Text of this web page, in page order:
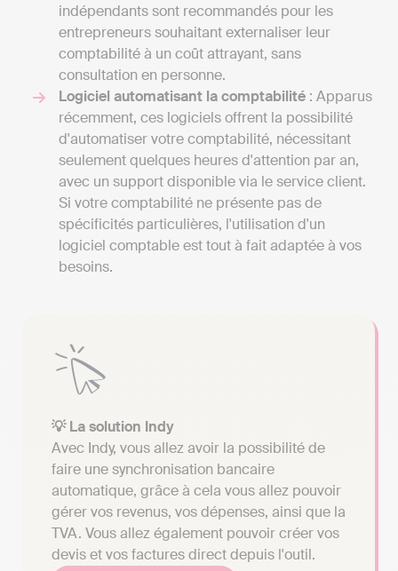
indépendants sont recommandés pour les
entrepreneurs souhaitant externaliser leur
comptabilité à un coût attrayant, sans
consultation en personne.
Logiciel automatisant la comptabilité : Apparus
récemment, ces logiciels offrent la possibilité
d'automatiser votre comptabilité, nécessitant
seulement quelques heures d'attention par an,
avec un support disponible via le service client.
Si votre comptabilité ne présente pas de
spécificités particulières, l'utilisation d'un
logiciel comptable est tout à fait adaptée à vos
besoins.
💡 La solution Indy
Avec Indy, vous allez avoir la possibilité de
faire une synchronisation bancaire
automatique, grâce à cela vous allez pouvoir
gérer vos revenus, vos dépenses, ainsi que la
TVA. Vous allez également pouvoir créer vos
devis et vos factures direct depuis l'outil.